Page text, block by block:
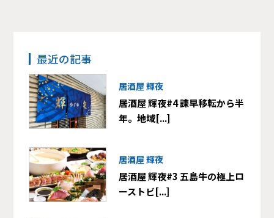
最近の記事
居酒屋 輝夜
居酒屋 輝夜#4 諫早移転から半
年。地域[...]
居酒屋 輝夜
居酒屋 輝夜#3 五島牛の極上ロ
ーストビ[...]